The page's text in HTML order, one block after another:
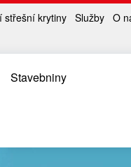
střešní krytiny Služby O
Stavebniny